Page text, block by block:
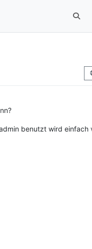
benutzt wird einfach